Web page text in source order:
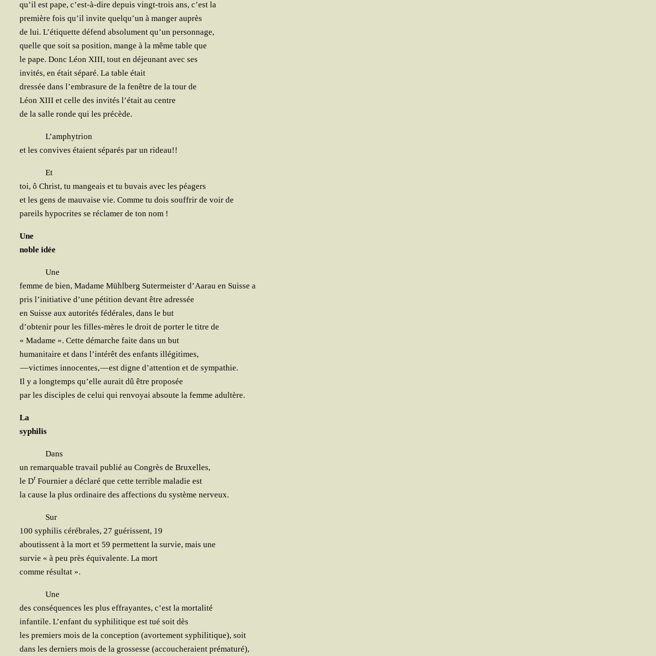
qu’il est pape, c’est-à-dire depuis vingt-trois ans, c’est la
pre­mière fois qu’il invite quel­qu’un à man­ger auprès
de lui. L’é­ti­quette défend abso­lu­ment qu’un personnage,
quelle que soit sa posi­tion, mange à la même table que
le pape. Donc Léon XIII, tout en déjeu­nant avec ses
invi­tés, en était sépa­ré. La table était
dres­sée dans l’embrasure de la fenêtre de la tour de
Léon XIII et celle des invi­tés l’é­tait au centre
de la salle ronde qui les précède.
L’am­phy­trion
et les convives étaient sépa­rés par un rideau!!
Et
toi, ô Christ, tu man­geais et tu buvais avec les péagers
et les gens de mau­vaise vie. Comme tu dois souf­frir de voir de
pareils hypo­crites se récla­mer de ton nom !
Une
noble idée
Une
femme de bien, Madame Mühl­berg Suter­meis­ter d’Aa­rau en Suisse a
pris l’i­ni­tia­tive d’une péti­tion devant être adressée
en Suisse aux auto­ri­tés fédé­rales, dans le but
d’ob­te­nir pour les filles-mères le droit de por­ter le titre de
« Madame ». Cette démarche faite dans un but
huma­ni­taire et dans l’in­té­rêt des enfants illégitimes,
— vic­times inno­centes, — est digne d’at­ten­tion et de sympathie.
Il y a long­temps qu’elle aurait dû être proposée
par les dis­ciples de celui qui ren­voyai absoute la femme adultère.
La
syphilis
Dans
un remar­quable tra­vail publié au Congrès de Bruxelles,
le DrFour­nier a décla­ré que cette ter­rible mala­die est
la cause la plus ordi­naire des affec­tions du sys­tème nerveux.
Sur
100 syphi­lis céré­brales, 27 gué­rissent, 19
abou­tissent à la mort et 59 per­mettent la sur­vie, mais une
sur­vie « à peu près équi­va­lente. La mort
comme résultat ».
Une
des consé­quences les plus effrayantes, c’est la mortalité
infan­tile. L’en­fant du syphi­li­tique est tué soit dès
les pre­miers mois de la concep­tion (avor­te­ment syphi­li­tique), soit
dans les der­niers mois de la gros­sesse (accou­che­raient prématuré),